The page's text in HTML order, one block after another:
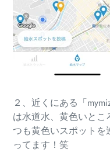
２、近くにある「
は水道水、黄色いと
つも黄色いスポット
ってます！笑